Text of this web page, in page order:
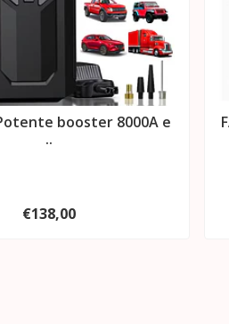
booster 8000A e
..
€138,00